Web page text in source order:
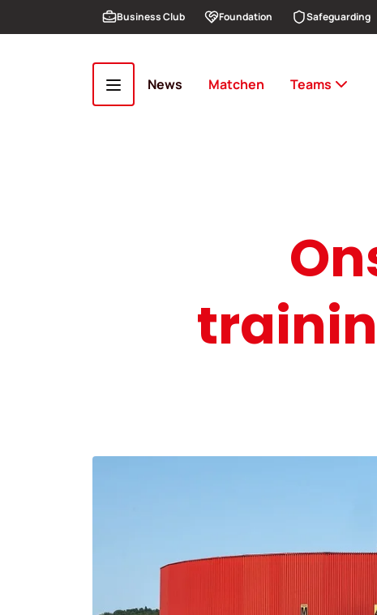
Overslaan en naar de inhoud gaan
Business Club Foundation Safeguarding
News Matchen Teams